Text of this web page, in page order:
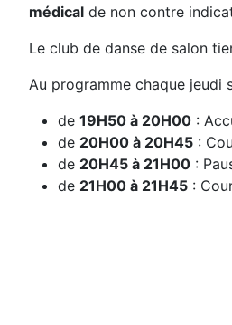
médical de non contre
Le club de danse de salon
Au programme chaque jeudi
de 19H50 à 20H00 :
de 20H00 à 20H45 :
de 20H45 à 21H00 :
de 21H00 à 21H45 :